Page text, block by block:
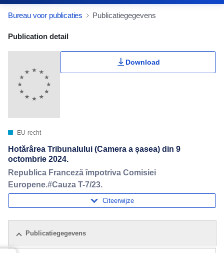
Bureau voor publicaties Publicatiegegevens
Publication Detail Actions Portlet
Publication detail
EU-recht
Download
Hotărârea Tribunalului (Camera a șasea) din 9
octombrie 2024.
Republica Franceză împotriva Comisiei
Europene.#Cauza T-7/23.
Citeerwijze
Publicatiegegevens